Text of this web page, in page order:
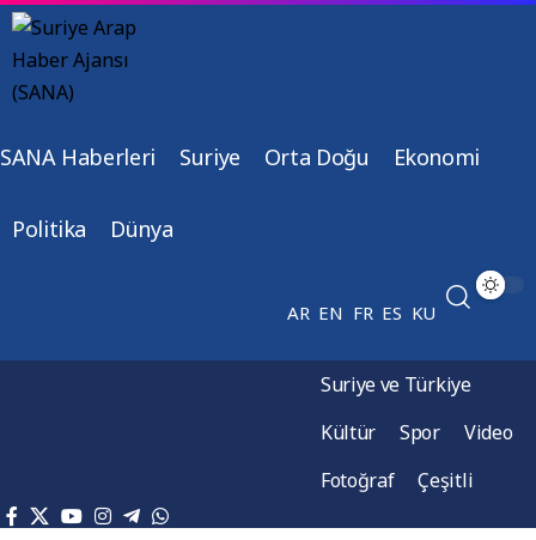
SANA Haberleri Suriye Orta Doğu Ekonomi
Politika Dünya
AR EN FR ES KU
Suriye ve Türkiye
Kültür
Spor
Video
Fotoğraf
Çeşitli